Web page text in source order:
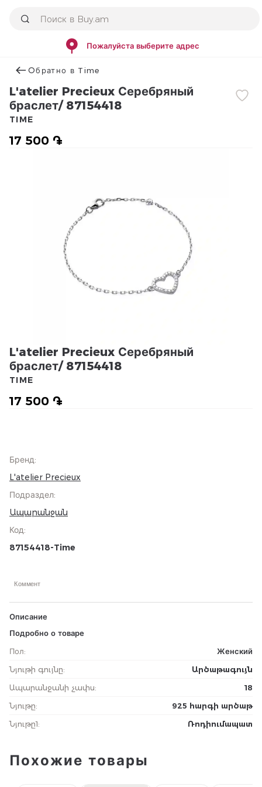
Пожалуйста выберите адрес
Օбратно в Time
L'atelier Precieux Серебряный
браслет/ 87154418
17 500 ֏
TIME
L'atelier Precieux Серебряный
браслет/ 87154418
17 500 ֏
TIME
Бренд:
L'atelier Precieux
Подраздел:
Ապարանջան
Код:
87154418-Time
Коммент
Описание
Подробно о товаре
Пол:
Женский
Նյութի գույնը:
Արծաթագույն
Ապարանջանի չափս:
18
Նյութը:
925 հարգի արծաթ
Նյութը1: Ռոդիումապատ
Похожие товары